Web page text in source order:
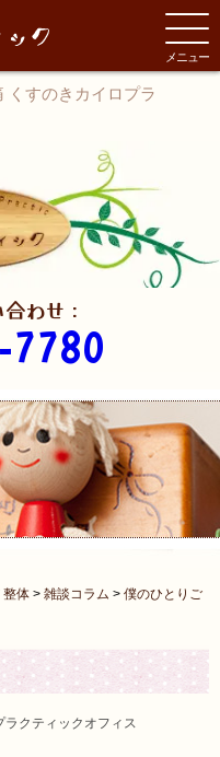
くすのきカイロプラ
わせ：
整体 > 雑談コラム > 僕のひとりご
ラクティックオフィス
メニュー